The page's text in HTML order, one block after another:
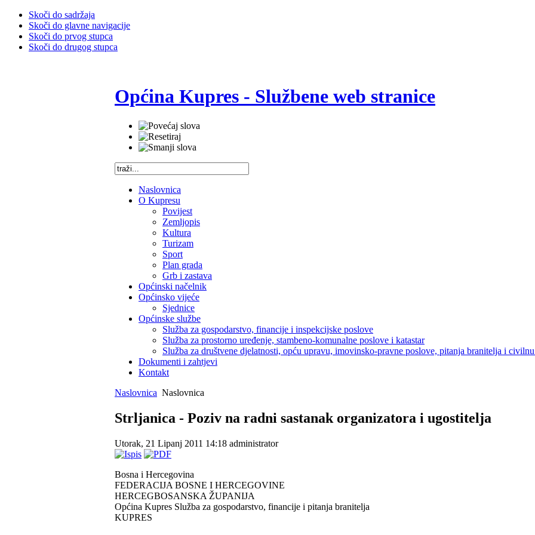
Skoči do sadržaja
Skoči do glavne navigacije
Skoči do prvog stupca
Skoči do drugog stupca
Općina Kupres - Službene web stranice
Naslovnica
O Kupresu
Povijest
Zemljopis
Kultura
Turizam
Sport
Plan grada
Grb i zastava
Općinski načelnik
Općinsko vijeće
Sjednice
Općinske službe
Služba za gospodarstvo, financije i inspekcijske poslove
Služba za prostorno uređenje, stambeno-komunalne poslove i katastar
Služba za društvene djelatnosti, opću upravu, imovinsko-pravne poslove, pitanja branitelja i
Dokumenti i zahtjevi
Kontakt
Naslovnica Naslovnica
Strljanica - Poziv na radni sastanak organizatora i ugostitelja
Utorak, 21 Lipanj 2011 14:18 administrator
Bosna i Hercegovina
FEDERACIJA BOSNE I HERCEGOVINE
HERCEGBOSANSKA ŽUPANIJA
Općina Kupres Služba za gospodarstvo, financije i pitanja branitelja
KUPRES